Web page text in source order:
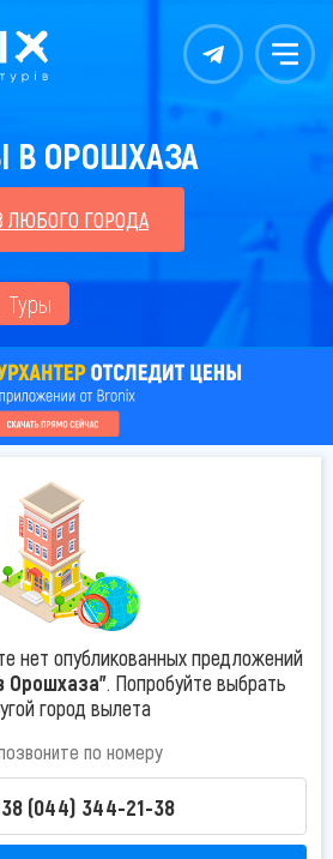
Контакты Меню
В ОРОШХАЗА
ЛЮБОГО ГОРОДА
Туры
нет опубликованных предложений
Орошхаза". Попробуйте выбрать
город вылета
по номеру
(044) 344-21-38